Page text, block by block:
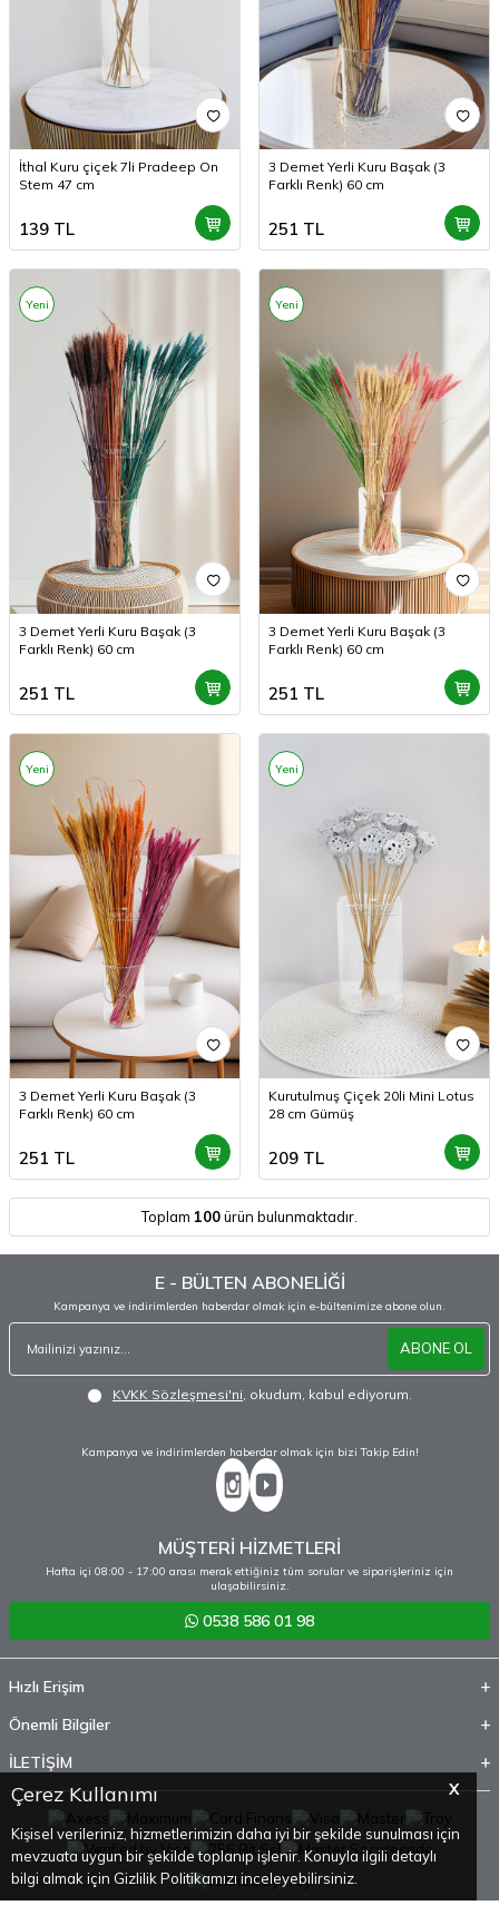
X
Çerez Kullanımı
Kişisel verileriniz, hizmetlerimizin daha iyi bir şekilde sunulması için
mevzuata uygun bir şekilde toplanıp işlenir. Konuyla ilgili detaylı
bilgi almak için Gizlilik Politikamızı inceleyebilirsiniz.
İthal Kuru çiçek 7li Pradeep On
Stem 47 cm
139 TL
3 Demet Yerli Kuru Başak (3
Farklı Renk) 60 cm
251 TL
Yeni
3 Demet Yerli Kuru Başak (3
Farklı Renk) 60 cm
251 TL
Yeni
3 Demet Yerli Kuru Başak (3
Farklı Renk) 60 cm
251 TL
Yeni
3 Demet Yerli Kuru Başak (3
Farklı Renk) 60 cm
251 TL
Yeni
Kurutulmuş Çiçek 20li Mini Lotus
28 cm Gümüş
209 TL
Toplam 100ürün bulunmaktadır.
E - BÜLTEN ABONELİĞİ
Kampanya ve indirimlerden haberdar olmak için e-bültenimize abone olun.
ABONE OL
KVKK Sözleşmesi'ni , okudum, kabul ediyorum.
Kampanya ve indirimlerden haberdar olmak için bizi Takip Edin!
MÜŞTERİ HİZMETLERİ
Hafta içi 08:00 - 17:00 arası merak ettiğiniz tüm sorular ve siparişleriniz için
ulaşabilirsiniz.
0538 586 01 98
Hızlı Erişim
Önemli Bilgiler
İLETİŞİM